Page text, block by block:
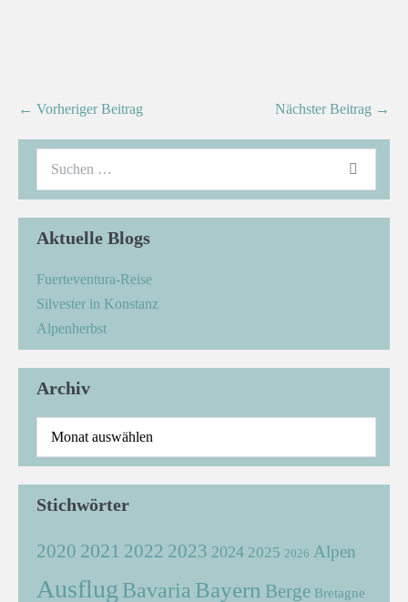
← Vorheriger Beitrag Nächster Beitrag →
Aktuelle Blogs
Fuerteventura-Reise
Silvester in Konstanz
Alpenherbst
Archiv
Stichwörter
2020 2021 2022 2023 2024 2025 2026 Alpen
Ausflug Bavaria Bayern Berge Bretagne